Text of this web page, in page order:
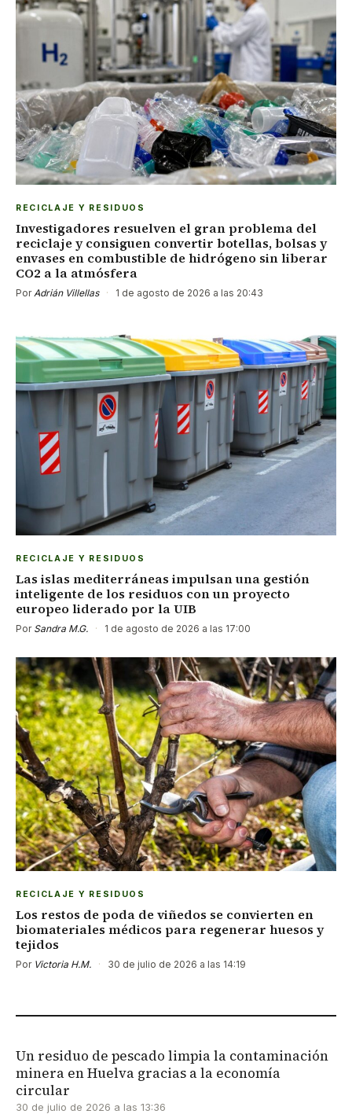
RECICLAJE Y RESIDUOS
Investigadores resuelven el gran problema del
reciclaje y consiguen convertir botellas, bolsas y
envases en combustible de hidrógeno sin liberar
CO2 a la atmósfera
Por Adrián Villellas · 1 de agosto de 2026 a las 20:43
RECICLAJE Y RESIDUOS
Las islas mediterráneas impulsan una gestión
inteligente de los residuos con un proyecto
europeo liderado por la UIB
Por Sandra M.G. · 1 de agosto de 2026 a las 17:00
RECICLAJE Y RESIDUOS
Los restos de poda de viñedos se convierten en
biomateriales médicos para regenerar huesos y
tejidos
Por Victoria H.M. · 30 de julio de 2026 a las 14:19
Un residuo de pescado limpia la contaminación
minera en Huelva gracias a la economía
circular
30 de julio de 2026 a las 13:36